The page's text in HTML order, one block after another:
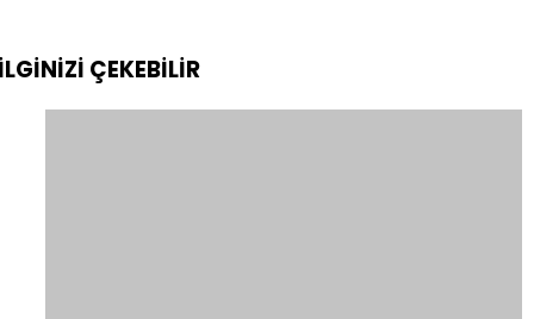
ÇEKEBİLİR